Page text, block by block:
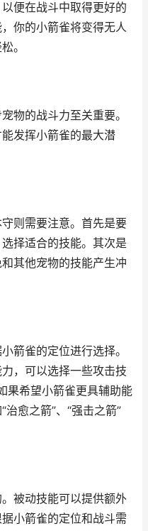
便在战斗中取得更好的
你的小箭雀将变得无人
。
物的战斗力至关重要。
发挥小箭雀的最大潜
则需要注意。首先是要
择适合的技能。其次是
其他宠物的技能产生冲
箭雀的定位进行选择。
，可以选择一些攻击技
果希望小箭雀更具辅助能
愈之箭”、“强击之箭”
被动技能可以提供额外
小箭雀的定位和战斗需